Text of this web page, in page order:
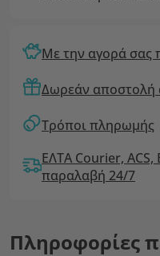
Με την αγορά σας
Δωρεάν αποστολή
Τρόποι πληρωμής
ΕΛΤΑ Courier,
παραλαβή 24/7
Πληροφορίες